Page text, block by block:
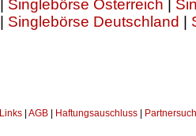
Singlebörse Österreich
Singlebörse Deutschland
Links AGB Haftungsauschluss